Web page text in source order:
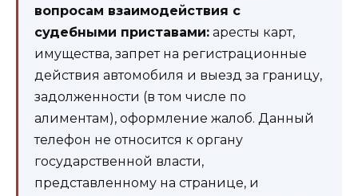
вопросам взаимодействия с
судебными приставами: аресты карт,
имущества, запрет на регистрационные
действия автомобиля и выезд за границу,
задолженности (в том числе по
алиментам), оформление жалоб. Данный
телефон не относится к органу
государственной власти,
представленному на странице, и